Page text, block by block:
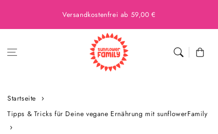
Versandkostenfrei ab 59,00 €
Startseite
Tipps & Tricks für Deine vegane Ernährung mit sunflowerFamily